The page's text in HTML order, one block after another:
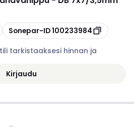
Kopioi
Sonepar-ID100233984
tarkistaaksesi hinnan ja
Kirjaudu